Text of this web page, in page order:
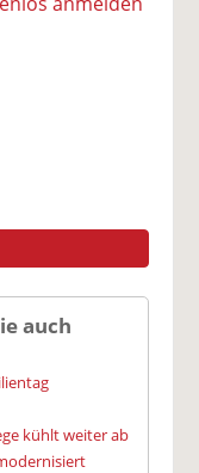
auch
kühlt weiter ab